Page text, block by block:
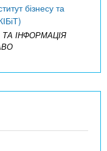
бізнесу та
ТА ІНФОРМАЦІЯ